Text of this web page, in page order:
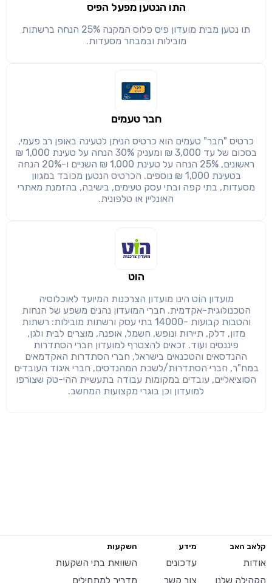
שיתוף
שימו לב!
מימוש הטבה זו ניתן רק לחברי
התו הנטען מפעל הפיס
תו נטען מבית מועדון פיס פלוס המקנה 25% הנחה ברשתות
מובילות ובמבחר מסעדות.
חבר טעמים
כרטיס "חבר" טעמים הוא כרטיס הניתן לטעינה באופן רב פעמי,
בסכום של עד 3,000 ₪ ומעניק 30% הנחה על טעינת 1,000 ₪
ראשונים, 25% הנחה על טעינת 1,000 ₪ השניים ו-20% הנחה
בטעינת 1,000 ₪ נוספים. הכרטיס הנטען מכובד במגוון
מסעדות, בתי קפה ובתי עסק טעימים, בישיבה, בהזמנת מאתרי
האונליין או טלפונית.
הוט
מועדון הוֹט הינו מועדון הצרכנות המיועד לאוכלוסיה
הטכנולוגית-אקדמית. חברי המועדון נהנים משפע של הנחות
והטבות קבועות -14000 בתי עסק ורשתות מובילות: רשתות
מזון, דלק, תיירות ונופש, חשמל, אופנה, מוצרים לבית ולגן,
פיננסים ועוד. זכאים להצטרף למועדון חברי הסתדרות
ההנדסאים והטכנאים בישראל, חברי הסתדרות האקדמאים
במח"ר, חברי הסתדרות/לשכת המהנדסים, חברי איגוד העובדים
הסוציאליים, עובדים במקומות עבודה בתעשיית ההי-טק שצורפו
למועדון וכן בוגרי מקצועות המחשב.
קלאב האב
אודות
הקהילה שלנו
מידע
עדכונים
צור קשר
השקעות
השוואת בתי השקעות
מדריך למתחילים